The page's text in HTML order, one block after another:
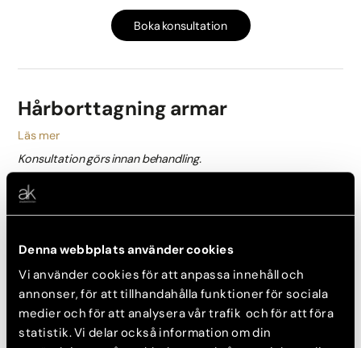
Denna webbplats använder cookies
Vi använder cookies för att anpassa innehåll och
annonser, för att tillhandahålla funktioner för sociala
medier och för att analysera vår trafik och för att föra
statistik. Vi delar också information om din
Boka konsultation
Hårborttagning armar
Läs mer
Konsultation görs innan behandling.
Konsultation: 350 kr
Behandling från: 2 100 kr
Boka konsultation
Hårborttagning lår